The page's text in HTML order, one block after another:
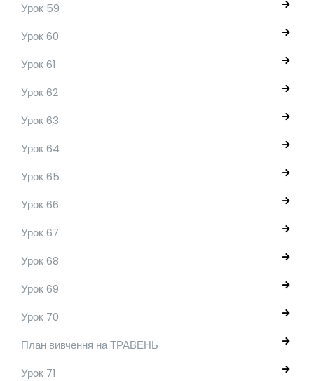
Урок 59
Урок 60
Урок 61
Урок 62
Урок 63
Урок 64
Урок 65
Урок 66
Урок 67
Урок 68
Урок 69
Урок 70
План вивчення на ТРАВЕНЬ
Урок 71